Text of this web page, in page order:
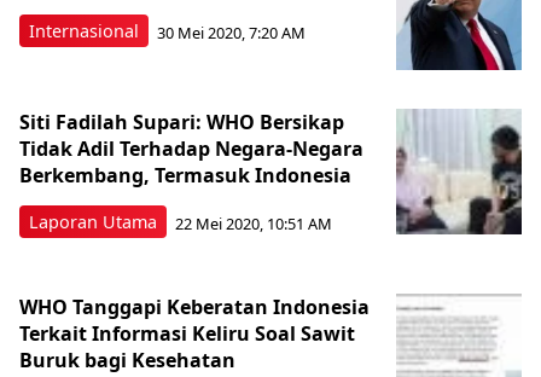
Internasional 30 Mei 2020, 7:20 AM
Laporan Utama
Siti Fadilah Supari: WHO Bersikap
Tidak Adil Terhadap Negara-Negara
Berkembang, Termasuk Indonesia
22 Mei 2020, 10:51 AM
WHO Tanggapi Keberatan Indonesia
Terkait Informasi Keliru Soal Sawit
Buruk bagi Kesehatan